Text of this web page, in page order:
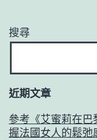
搜尋
近期文章
參考《艾蜜莉在
握法國女人的鬆弛